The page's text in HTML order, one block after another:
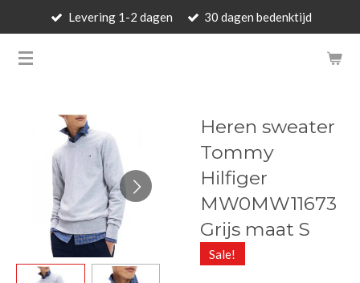
naar
BARBARA'S WALLET -
Levering 1-2 dagen 30 dagen bedenktijd
Heren sweater
Tommy
Hilfiger
MW0MW11673
Grijs maat S
Sale!